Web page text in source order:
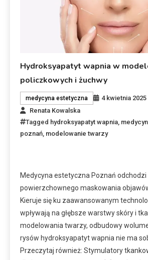
Hydroksyapatyt wapnia w
policzkowych i żuchwy
medycyna estetyczna
4 kwietnia 2025
Renata Kowalska
Tagged hydroksyapatyt wapnia
poznań modelowanie twarzy
Medycyna estetyczna Poznań odchodzi
powierzchownego maskowania
Kieruje się ku zaawansowanym
wpływają na głębsze warstwy skóry i
modelowania twarzy, odbudowy
rysów hydroksyapatyt wapnia nie ma
Przeczytaj również: Stymulatory